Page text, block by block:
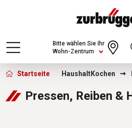
Choose a different country or
content for your location and shop
Wohn-Zentrum
Bitte wählen Sie Ihr
Zurbrüggen - Pressen,
Startseite HaushaltKochen
Pressen, Reiben &